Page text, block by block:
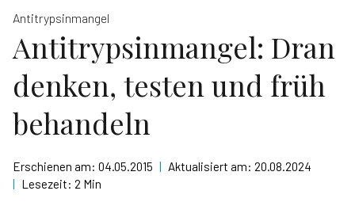
Antitrypsinmangel
Antitrypsinmangel: Dran
denken, testen und früh
behandeln
Erschienen am: 04.05.2015 | Aktualisiert am: 20.08.2024
| Lesezeit: 2 Min